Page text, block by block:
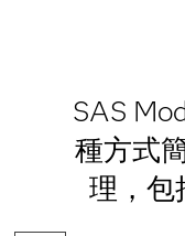
SAS
種方式
理，包